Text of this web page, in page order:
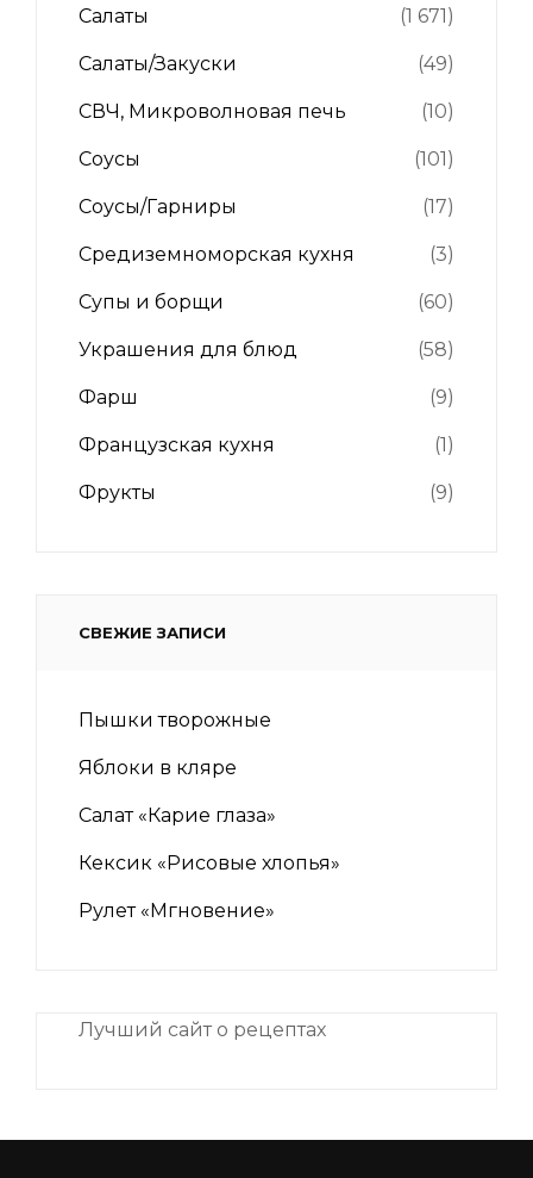
Салаты (1 671)
Салаты/Закуски (49)
СВЧ, Микроволновая печь (10)
Соусы (101)
Соусы/Гарниры (17)
Средиземноморская кухня (3)
Супы и борщи (60)
Украшения для блюд (58)
Фарш (9)
Французская кухня (1)
Фрукты (9)
СВЕЖИЕ ЗАПИСИ
Пышки творожные
Яблоки в кляре
Салат «Карие глаза»
Кексик «Рисовые хлопья»
Рулет «Мгновение»
Лучший сайт о рецептах